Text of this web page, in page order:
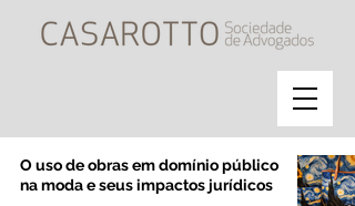
O uso de obras em domínio público
na moda e seus impactos jurídicos